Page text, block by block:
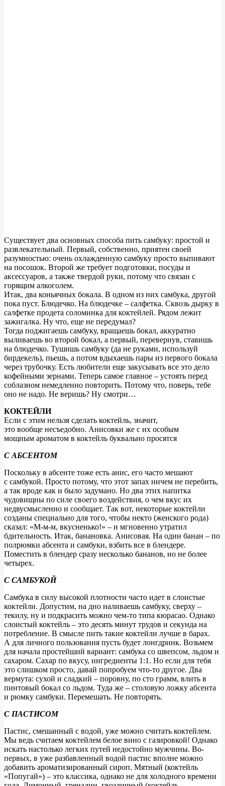
Существует два основных способа пить самбуку: простой и
развлекательный. Первый, собственно, приятен своей
разумностью: очень охлажденную самбуку просто выпивают
на посошок. Второй же требует подготовки, посуды и
аксессуаров, а также твердой руки, потому что связан с
горящим алкоголем.
Итак, два коньячных бокала. В одном из них самбука, другой
пока пуст. Блюдечко. На блюдечке – салфетка. Сквозь дырку в
салфетке продета соломинка для коктейлей. Рядом лежит
зажигалка. Ну что, еще не передумал?
Тогда поджигаешь самбуку, вращаешь бокал, аккуратно
выливаешь во второй бокал, а первый, перевернув, ставишь
на блюдечко. Тушишь самбуку (да не руками, используй
бирдекель), пьешь, а потом вдыхаешь пары из первого бокала
через трубочку. Есть любители еще закусывать все это дело
кофейными зернами. Теперь самое главное – устоять перед
соблазном немедленно повторить. Потому что, поверь, тебе
оно не надо. Не веришь? Ну смотри…
КОКТЕЙЛИ
Если с этим нельзя сделать коктейль, значит,
это вообще несъедобно. Анисовки же с их особым
мощным ароматом в коктейль буквально просятся
С АБСЕНТОМ
Поскольку в абсенте тоже есть анис, его часто мешают
с самбукой. Просто потому, что этот запах ничем не перебить,
а так вроде как и было задумано. Но два этих напитка
чудовищны по силе своего воздействия, о чем вкус их
недвусмысленно и сообщает. Так вот, некоторые коктейли
созданы специально для того, чтобы некто (женского рода)
сказал: «М-м-м, вкусненько!» – и мгновенно утратил
бдительность. Итак, банановка. Анисовая. На один банан – по
полрюмки абсента и самбуки, взбить все в блендере.
Поместить в блендер сразу несколько бананов, но не более
четырех.
С САМБУКОЙ
Самбука в силу высокой плотности часто идет в слоистые
коктейли. Допустим, на дно наливаешь самбуку, сверху –
текилу, ну и подкрасить можно чем-то типа кюрасао. Однако
слоистый коктейль – это десять минут трудов и секунда на
потребление. В смысле пить такие коктейли лучше в барах.
А для личного пользования пусть будет лонгдринк. Возьмем
для начала простейший вариант: самбука со швепсом, льдом и
сахаром. Сахар по вкусу, ингредиенты 1:1. Но если для тебя
это слишком просто, давай попробуем что-то другое. Два
вермута: сухой и сладкий – поровну, по сто грамм, влить в
пинтовый бокал со льдом. Туда же – столовую ложку абсента
и рюмку самбуки. Перемешать. Не повторять.
С ПАСТИСОМ
Пастис, смешанный с водой, уже можно считать коктейлем.
Мы ведь считаем коктейлем белое вино с газировкой! Однако
искать настолько легких путей недостойно мужчины. Во-
первых, в уже разбавленный водой пастис вполне можно
добавить ароматизированный сироп. Мятный (коктейль
«Попугай») – это классика, однако не для холодного времени